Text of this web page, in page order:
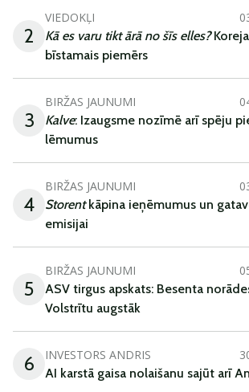
2
VIEDOKĻI
Kā es varu tikt ārā no šīs elles?
bīstamais piemērs
3
BIRŽAS JAUNUMI
Kalve: Izaugsme nozīmē arī spēju
lēmumus
4
BIRŽAS JAUNUMI
Storentkāpina ieņēmumus un
emisijai
5
BIRŽAS JAUNUMI
ASV tirgus apskats: Besenta
Volstrītu augstāk
6 INVESTORS ANDRIS
AI karstā gaisa nolaišanu sajūt arī